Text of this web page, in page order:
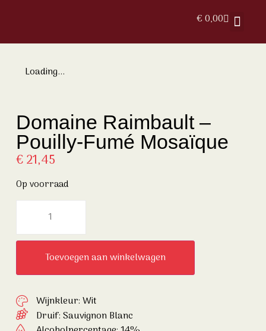
€0,00
Loading...
Domaine Raimbault –
Pouilly-Fumé Mosaïque
€21,45
Op voorraad
Toevoegen aan winkelwagen
Wijnkleur: Wit
Druif:Sauvignon Blanc